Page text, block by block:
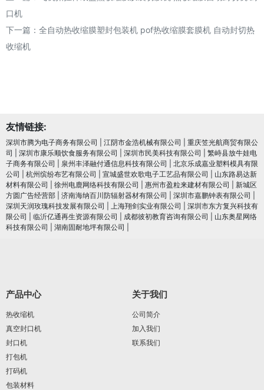
口机
下一篇： 全自动热收缩膜塑封包装机 pof热收缩膜套膜机 自动封切热
收缩机
友情链接:
深圳市腾为电子商务有限公司 江阴市金浩机械有限公司
重庆笠光航商贸有限公
司
深圳市康乐顺饮食服务有限公司 深圳市民美科技有限公司
繁峙县放牛娃电
子商务有限公司
泉州丰泽融付通信息科技有限公司
北京乐成嘉业塑料模具有限
公司
杭州缤纷布艺有限公司 宣城盛世欢歌电子工艺品有限公司
山东路易达新
材料有限公司
徐州电鹿网络科技有限公司 惠州市盈粒来建材有限公司
新城区
方圆广告经营部
济南海纳百川防辐射器材有限公司 深圳市嘉鹏钟表有限公司
深圳天润玫瑰科技发展有限公司
上海翔剑实业有限公司
深圳市东方复兴科技有
限公司
临沂亿通再生资源有限公司 成都彼初教育咨询有限公司
山东奥星网络
科技有限公司
湖南固耐地坪有限公司
产品中心
热收缩机
真空封口机
封口机
打包机
打码机
包装材料
关于我们
公司简介
加入我们
联系我们